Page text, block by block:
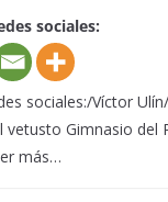
sociales:
sociales:/Víctor
vetusto Gimnasio del
más…